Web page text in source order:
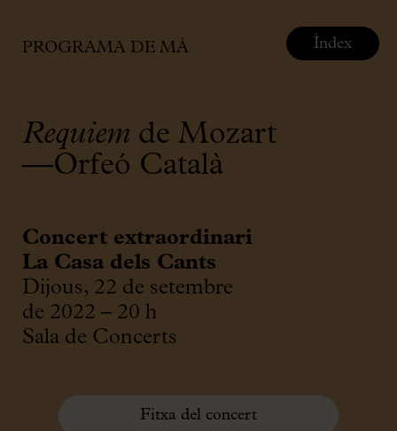
PROGRAMA DE MÀ
Requiem de Mozart
—Orfeó Català
Concert extraordinari
La Casa dels Cants
Dijous, 22 de setembre
de 2022 – 20 h
Sala de Concerts
Fitxa del concert
Índex